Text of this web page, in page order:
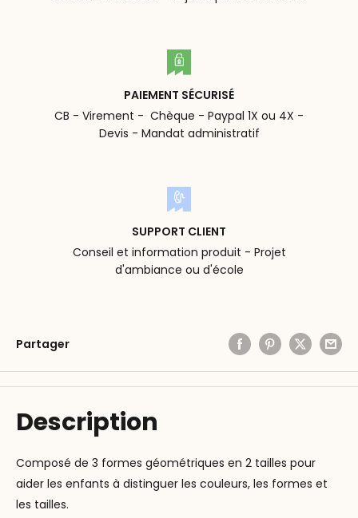
PAIEMENT SÉCURISÉ
CB - Virement - Chèque - Paypal 1X ou 4X -
Devis - Mandat administratif
SUPPORT CLIENT
Conseil et information produit - Projet
d'ambiance ou d'école
Partager
Description
Composé de 3 formes géométriques en 2 tailles pour
aider les enfants à distinguer les couleurs, les formes et
les tailles.